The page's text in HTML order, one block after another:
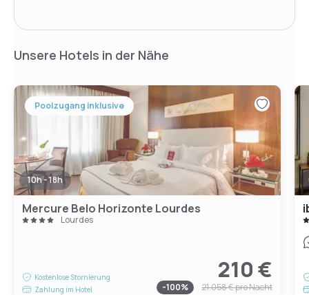
Unsere Hotels in der Nähe
Poolzugang inklusive
10h - 18h
Mercure Belo Horizonte Lourdes
Lourdes
Kostenlose Stornierung
Zahlung im Hotel
210 €
-100% 21.058 €pro Nacht